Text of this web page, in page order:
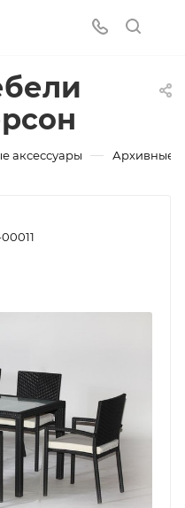
аксессуары — Архивные